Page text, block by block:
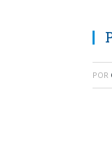
POR